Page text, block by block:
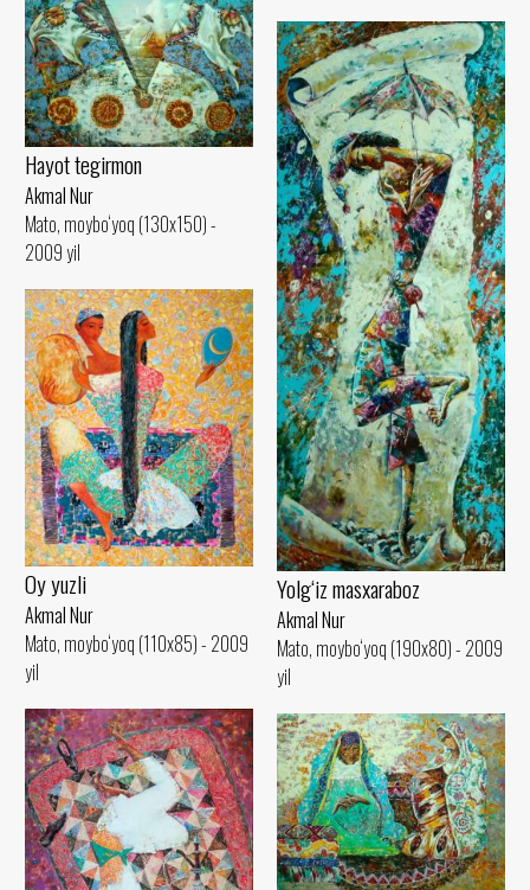
Hayot tegirmon
Akmal Nur
Mato, moybo‘yoq (130x150) -
2009 yil
Yolg‘iz masxaraboz
Akmal Nur
Mato, moybo‘yoq (190x80) - 2009
yil
Oy yuzli
Akmal Nur
Mato, moybo‘yoq (110x85) - 2009
yil